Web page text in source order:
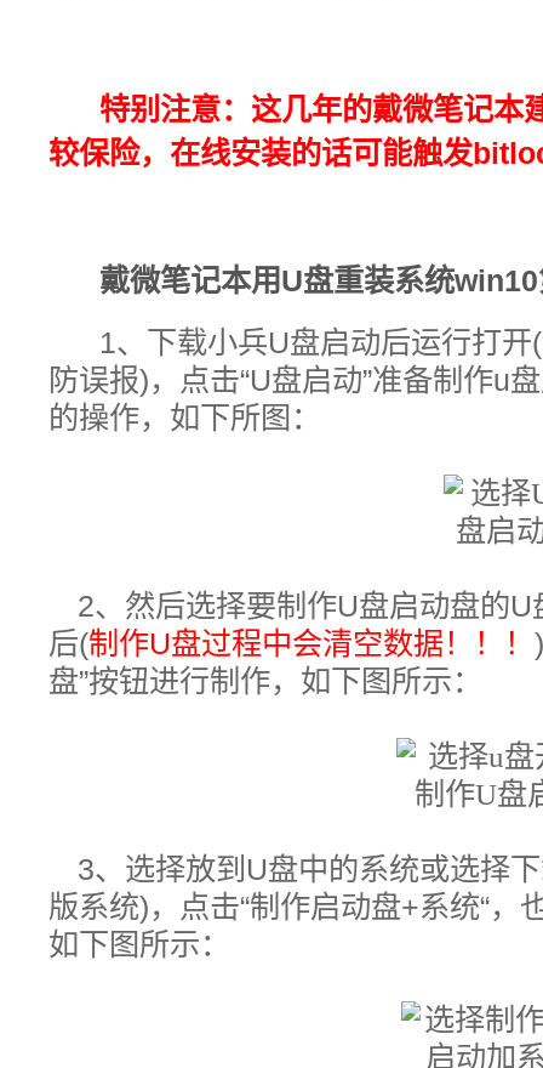
特别注意： 这几年的戴微笔记本
较保险，在线安装的话可能触发
戴微笔记本用U盘重装系统win10
1、下载小兵U盘启动后运行打开(
防误报)，点击“U盘启动”准备制作u盘
的操作，如下所图：
2、然后选择要制作U盘启动盘的U
后(制作U盘过程中会清空数据！！！
盘”按钮进行制作，如下图所示：
3、选择放到U盘中的系统或选择
版系统)， 点击“制作启动盘+系统“，
如下图所示：